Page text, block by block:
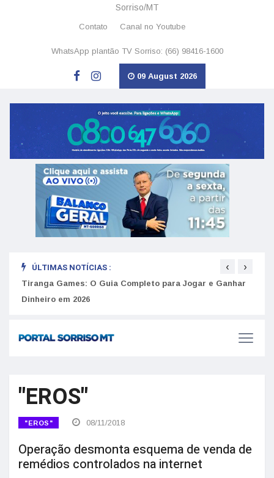
Sorriso/MT
Contato Canal no Youtube
WhatsApp plantão TV Sorriso: (66) 98416-1600
09 August 2026
ÚLTIMAS NOTÍCIAS :
Tiranga Games: O Guia Completo para Jogar e Ganhar
Dinheiro em 2026
‹ ›
"EROS"
"EROS" 08/11/2018
Operação desmonta esquema de venda de
remédios controlados na internet